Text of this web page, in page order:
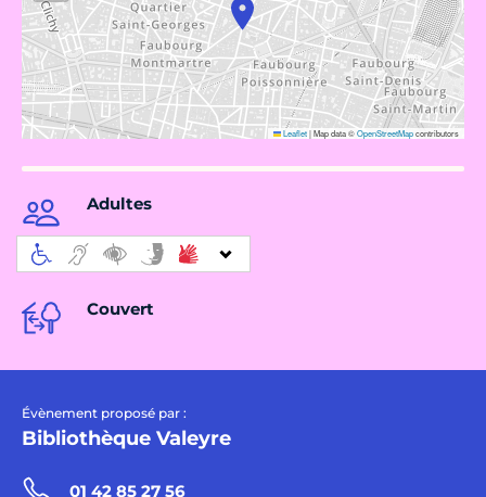
Leaflet|Map data ©OpenStreetMapcontributors
Adultes
Couvert
Évènement proposé par :
Bibliothèque Valeyre
01 42 85 27 56